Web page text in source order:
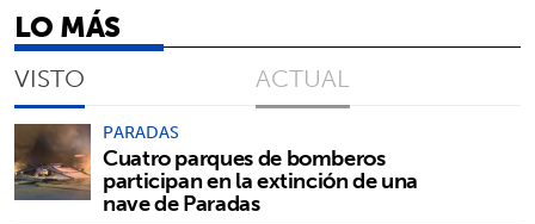
LO MÁS
VISTO ACTUAL
PARADAS
Cuatro parques de bomberos
participan en la extinción de una
nave de Paradas